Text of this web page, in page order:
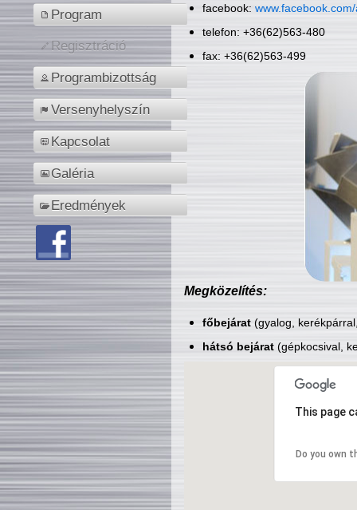
Program
Regisztráció
Programbizottság
Versenyhelyszín
Kapcsolat
Galéria
Eredmények
facebook:
telefon: +36(62)563-480
fax: +36(62)563-499
Megközelítés:
főbejárat(gyalog,
hátsó bejárat(gépkocsival,
This page
Do you own